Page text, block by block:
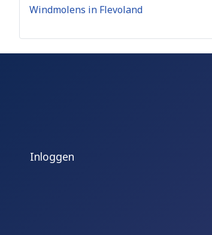
Windmolens in Flevoland
Inloggen